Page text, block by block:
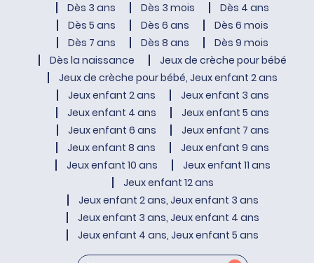
Dès 3 ans
Dès 3 mois
Dès 4 ans
Dès 5 ans
Dès 6 ans
Dès 6 mois
Dès 7 ans
Dès 8 ans
Dès 9 mois
Dès la naissance
Jeux de crèche pour bébé
Jeux de crèche pour bébé, Jeux enfant 2 ans
Jeux enfant 2 ans
Jeux enfant 3 ans
Jeux enfant 4 ans
Jeux enfant 5 ans
Jeux enfant 6 ans
Jeux enfant 7 ans
Jeux enfant 8 ans
Jeux enfant 9 ans
Jeux enfant 10 ans
Jeux enfant 11 ans
Jeux enfant 12 ans
Jeux enfant 2 ans, Jeux enfant 3 ans
Jeux enfant 3 ans, Jeux enfant 4 ans
Jeux enfant 4 ans, Jeux enfant 5 ans